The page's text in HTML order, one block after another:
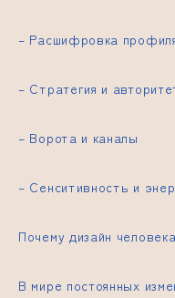
– Расшифровка
– Стратегия и
– Ворота и каналы
– Сенситивность и
Почему дизайн
В мире постоянных